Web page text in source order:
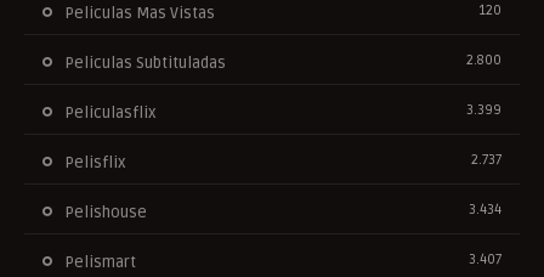
Peliculas Mas Vistas 120
Peliculas Subtituladas 2.800
Peliculasflix 3.399
Pelisflix 2.737
Pelishouse 3.434
Pelismart 3.407